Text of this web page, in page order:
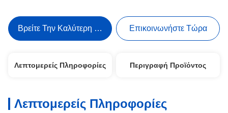
Βρείτε Την Καλύτερη Τιμή Επικοινωνήστε Τώρα
Λεπτομερείς Πληροφορίες Περιγραφή Προϊόντος
Λεπτομερείς Πληροφορίες